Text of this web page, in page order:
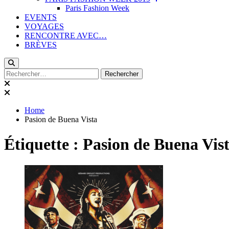
Paris Fashion Week
EVENTS
VOYAGES
RENCONTRE AVEC…
BRÈVES
Rechercher :
Home
Pasion de Buena Vista
Étiquette : Pasion de Buena